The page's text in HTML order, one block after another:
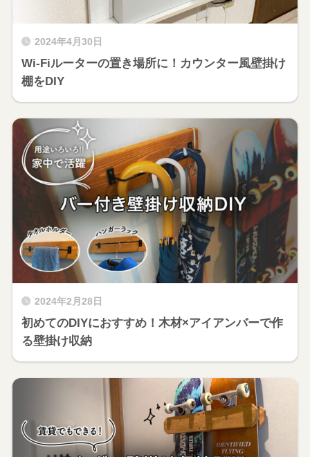
2024年4月30日
Wi-Fiルーターの置き場所に！カウンター風壁掛け
棚をDIY
2024年2月28日
初めてのDIYにおすすめ！木材×アイアンバーで作
る壁掛け収納